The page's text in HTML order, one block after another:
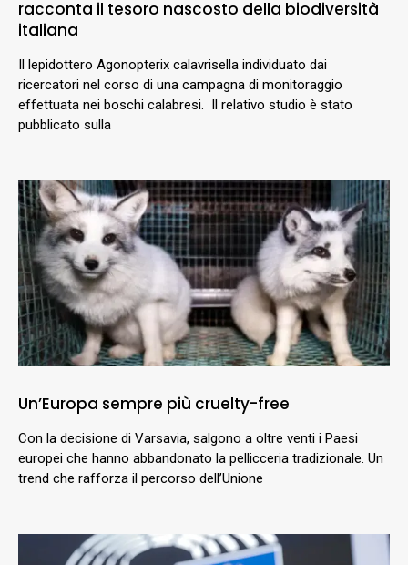
racconta il tesoro nascosto della biodiversità
italiana
Il lepidottero Agonopterix calavrisella individuato dai
ricercatori nel corso di una campagna di monitoraggio
effettuata nei boschi calabresi. Il relativo studio è stato
pubblicato sulla
Un’Europa sempre più cruelty-free
Con la decisione di Varsavia, salgono a oltre venti i Paesi
europei che hanno abbandonato la pellicceria tradizionale. Un
trend che rafforza il percorso dell’Unione